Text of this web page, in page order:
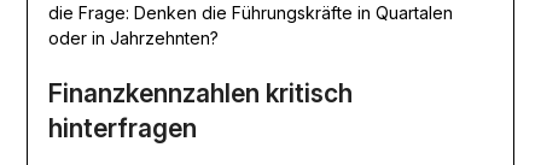
die Frage: Denken die Führungskräfte in Quartalen
oder in Jahrzehnten?
Finanzkennzahlen kritisch
hinterfragen